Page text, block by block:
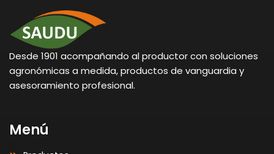
Desde 1901 acompañando al productor con soluciones
agronómicas a medida, productos de vanguardia y
asesoramiento profesional.
Menú